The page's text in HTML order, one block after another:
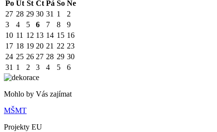
Po Út St Čt Pá So Ne
27 28 29 30 31 1
2
3
4 5 6 7 8
9
10 11 12 13 14 15 16
17 18 19 20 21 22 23
24 25 26 27 28 29 30
31 1 2 3 4 5 6
Mohlo by Vás zajímat
MŠMT
Projekty EU